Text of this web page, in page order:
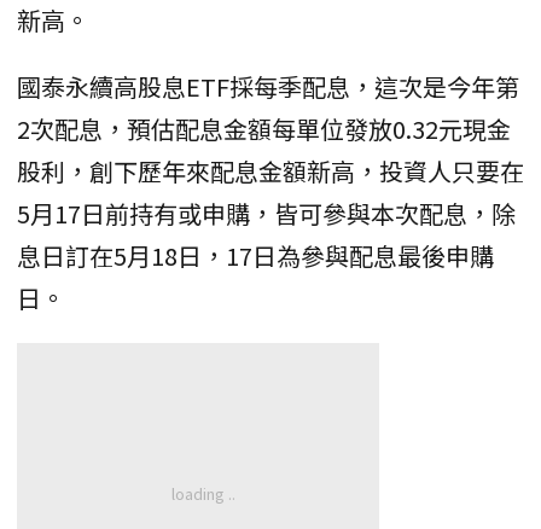
新高。
國泰永續高股息ETF採每季配息，這次是今年第
2次配息，預估配息金額每單位發放0.32元現金
股利，創下歷年來配息金額新高，投資人只要在
5月17日前持有或申購，皆可參與本次配息，除
息日訂在5月18日，17日為參與配息最後申購
日。